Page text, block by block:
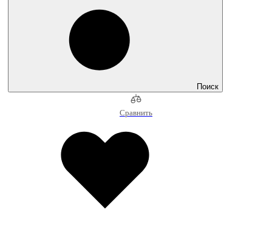
Поиск
Сравнить